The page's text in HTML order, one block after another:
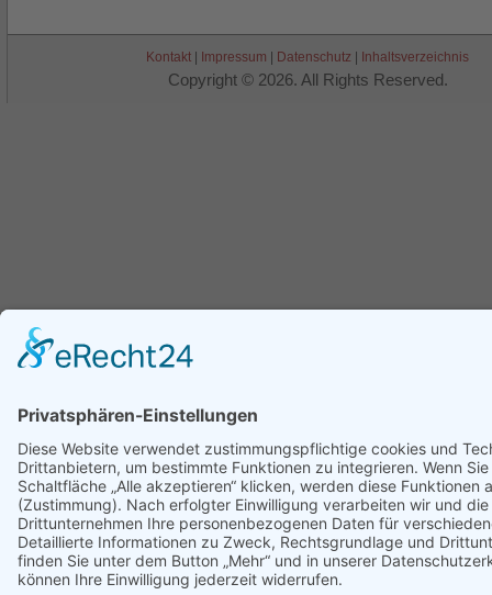
Kontakt | Impressum | Datenschutz | Inhaltsverzeichnis
Copyright © 2026. All Rights Reserved.